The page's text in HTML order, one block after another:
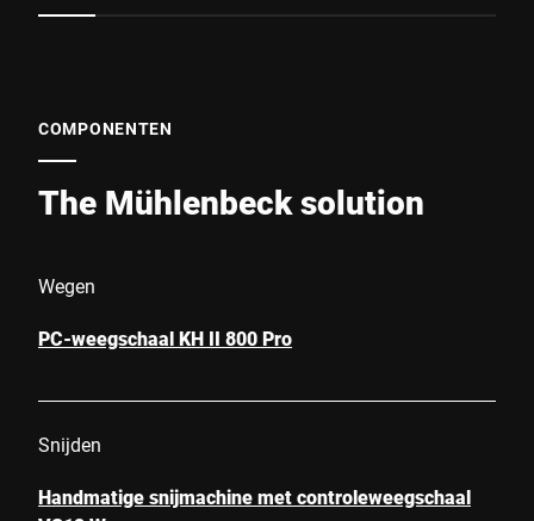
COMPONENTEN
The Mühlenbeck solution
Wegen
PC-weegschaal KH II 800 Pro
Snijden
Handmatige snijmachine met controleweegschaal